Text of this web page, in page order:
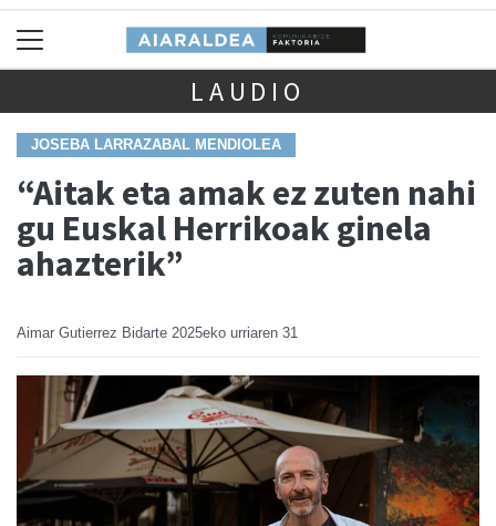
LAUDIO
JOSEBA LARRAZABAL MENDIOLEA
“Aitak eta amak ez zuten nahi
gu Euskal Herrikoak ginela
ahazterik”
Aimar Gutierrez Bidarte 2025eko urriaren 31